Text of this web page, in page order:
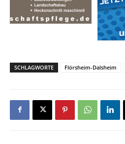
SCHLAGWORTE Flörsheim-Dalsheim